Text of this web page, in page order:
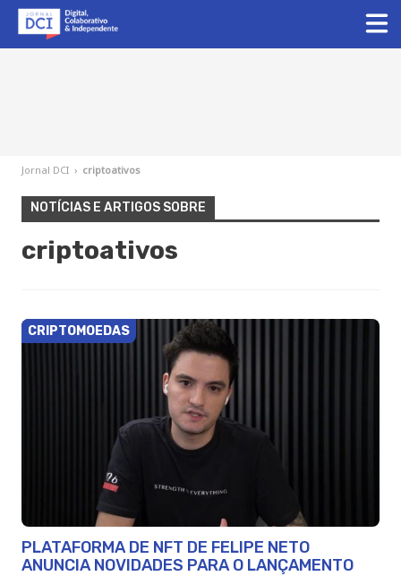
Jornal DCI › criptoativos
NOTÍCIAS E ARTIGOS SOBRE
criptoativos
CRIPTOMOEDAS
PLATAFORMA DE NFT DE FELIPE NETO
ANUNCIA NOVIDADES PARA O LANÇAMENTO